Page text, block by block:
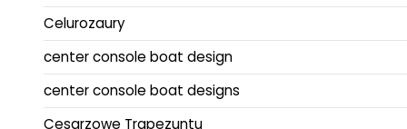
Celurozaury
center console boat design
center console boat designs
Cesarzowe Trapezuntu